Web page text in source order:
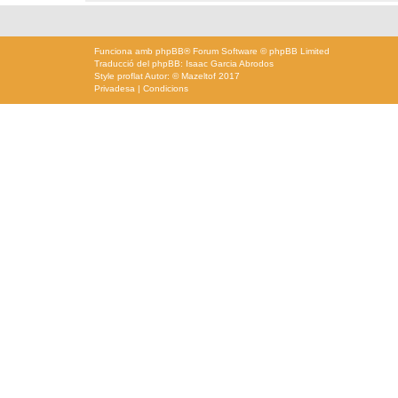
Funciona amb phpBB® Forum Software © phpBB Limited
Traducció del phpBB: Isaac Garcia Abrodos
Style proflatAutor: ©Mazeltof 2017
Privadesa | Condicions